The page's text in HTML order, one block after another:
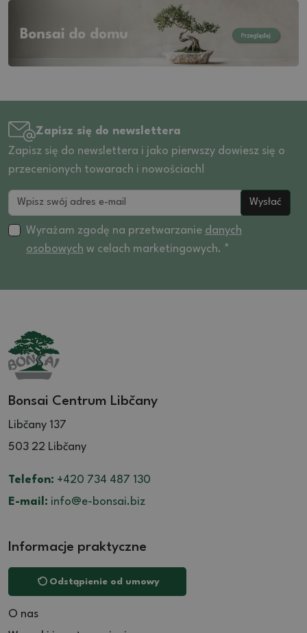
Zapisz się do newslettera
Zapisz się do newslettera i jako pierwszy dowiesz się o
przecenionych towarach i nowościach!
Wysłać
Wyrażam zgodę na przetwarzanie danych
osobowych w celach marketingowych. *
Bonsai Centrum Libčany
Libčany 137
503 22 Libčany
Telefon: +420 734 487 130
E-mail: info@e-bonsai.biz
Informacje praktyczne
Odstąpienie od umowy
O nas